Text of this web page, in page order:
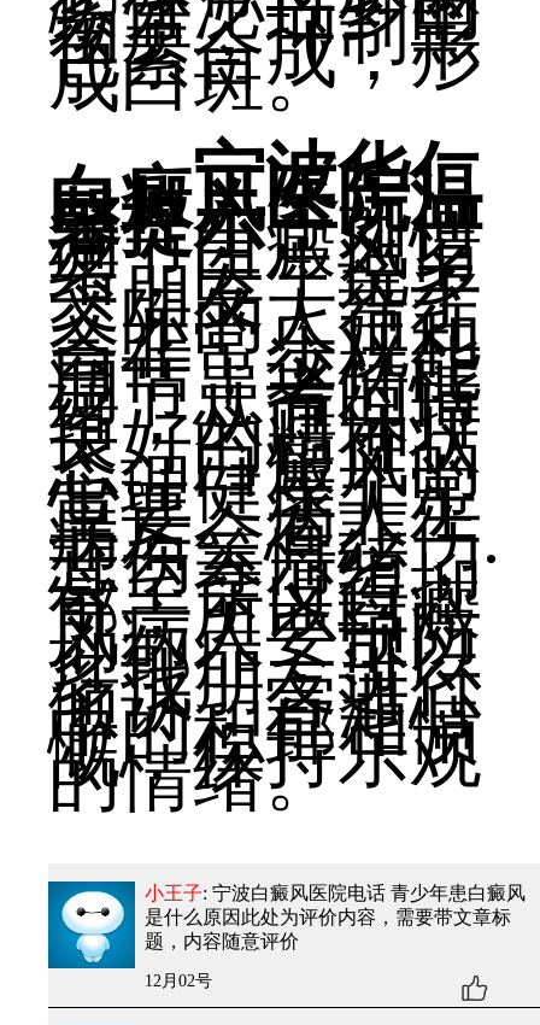
物质，抑制黑
色素合成，形
成白斑。
宁波华仁
白癜风医院温
馨提示：如何
调节白癜风情
绪，医生说多
交朋友，善于
交际的人往往
会非常乐观和
自信，这样能
调节患者的情
绪，从而保持
良好的精神状
态。白癜风的
心理健康非常
重要。病人生
病后会有悲伤.
悲伤等情绪，
甚至会变得抑
郁，所以白癜
风病人要预防
抑郁症，可以
多找朋友进行
倾诉，宣泄心
中的积郁和愤
慨，保持乐观
的情绪。
小王子: 宁波白癜风医院电话 青少年患白癜风
是什么原因 此处为评价内容，需要带文章标
题，内容随意评价
12月02号